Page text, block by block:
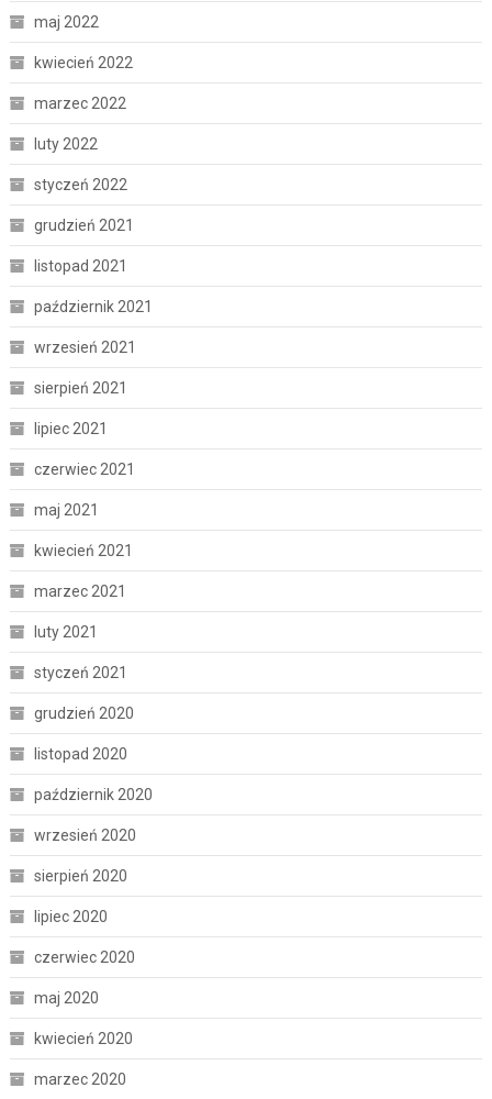
maj 2022
kwiecień 2022
marzec 2022
luty 2022
styczeń 2022
grudzień 2021
listopad 2021
październik 2021
wrzesień 2021
sierpień 2021
lipiec 2021
czerwiec 2021
maj 2021
kwiecień 2021
marzec 2021
luty 2021
styczeń 2021
grudzień 2020
listopad 2020
październik 2020
wrzesień 2020
sierpień 2020
lipiec 2020
czerwiec 2020
maj 2020
kwiecień 2020
marzec 2020